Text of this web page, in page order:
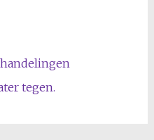
tegen.